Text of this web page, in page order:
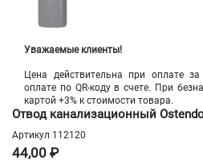
Уважаемые клиенты!
Цена действительна при оплате
оплате по QR-коду в счете. При
картой +3% к стоимости товара.
Отвод канализационный
Артикул 112120
44,00 ₽